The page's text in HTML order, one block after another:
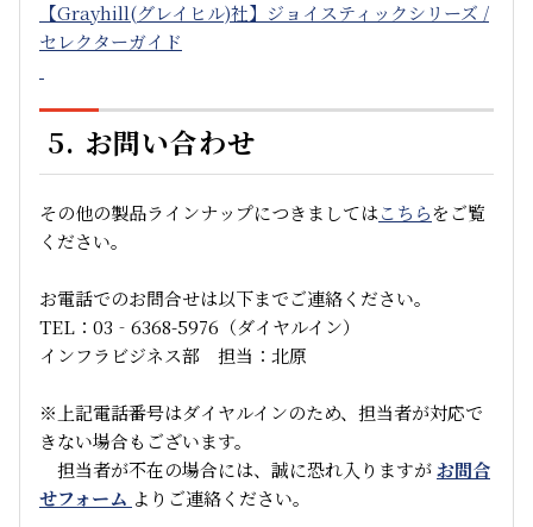
【Grayhill(グレイヒル)社】ジョイスティックシリーズ /
セレクターガイド
5. お問い合わせ
その他の製品ラインナップにつきましてはこちらをご覧
ください。
お電話でのお問合せは以下までご連絡ください。
TEL：03‐6368-5976（ダイヤルイン）
インフラビジネス部 担当：北原
※上記電話番号はダイヤルインのため、担当者が対応で
きない場合もございます。
担当者が不在の場合には、誠に恐れ入りますがお問合
せフォーム よりご連絡ください。